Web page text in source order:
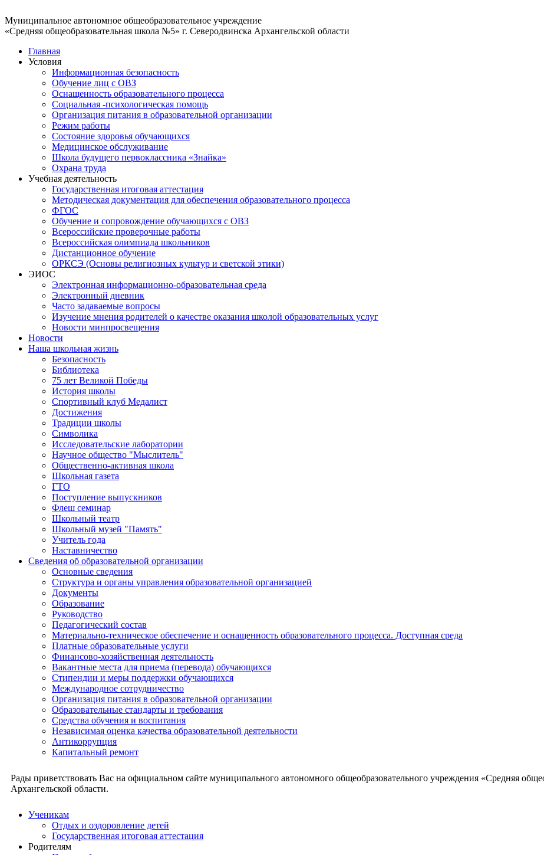
Муниципальное автономное общеобразовательное учреждение
«Средняя общеобразовательная школа №5» г. Северодвинска Архангельской области
Главная
Условия
Информационная безопасность
Обучение лиц с ОВЗ
Оснащенность образовательного процесса
Социальная -психологическая помощь
Организация питания в образовательной организации
Режим работы
Состояние здоровья обучающихся
Медицинское обслуживание
Школа будущего первоклассника «Знайка»
Охрана труда
Учебная деятельность
Государственная итоговая аттестация
Методическая документация для обеспечения образовательного процесса
ФГОС
Обучение и сопровождение обучающихся с ОВЗ
Всероссийские проверочные работы
Всероссийская олимпиада школьников
Дистанционное обучение
ОРКСЭ (Основы религиозных культур и светской этики)
ЭИОС
Электронная информационно-образовательная среда
Электронный дневник
Часто задаваемые вопросы
Изучение мнения родителей о качестве оказания школой образовательных услуг
Новости минпросвещения
Новости
Наша школьная жизнь
Безопасность
Библиотека
75 лет Великой Победы
История школы
Спортивный клуб Медалист
Достижения
Традиции школы
Символика
Исследовательские лаборатории
Научное общество "Мыслитель"
Общественно-активная школа
Школьная газета
ГТО
Поступление выпускников
Флеш семинар
Школьный театр
Школьный музей "Память"
Учитель года
Наставничество
Сведения об образовательной организации
Основные сведения
Структура и органы управления образовательной организацией
Документы
Образование
Руководство
Педагогический состав
Материально-техническое обеспечение и оснащенность образовательного процесса. Доступная среда
Платные образовательные услуги
Финансово-хозяйственная деятельность
Вакантные места для приема (перевода) обучающихся
Стипендии и меры поддержки обучающихся
Международное сотрудничество
Организация питания в образовательной организации
Образовательные стандарты и требования
Средства обучения и воспитания
Независимая оценка качества образовательной деятельности
Антикоррупция
Капитальный ремонт
Рады приветствовать Вас на официальном сайте муниципального автономного общеобразовательного учреждения «Средняя
Архангельской области.
Ученикам
Отдых и оздоровление детей
Государственная итоговая аттестация
Родителям